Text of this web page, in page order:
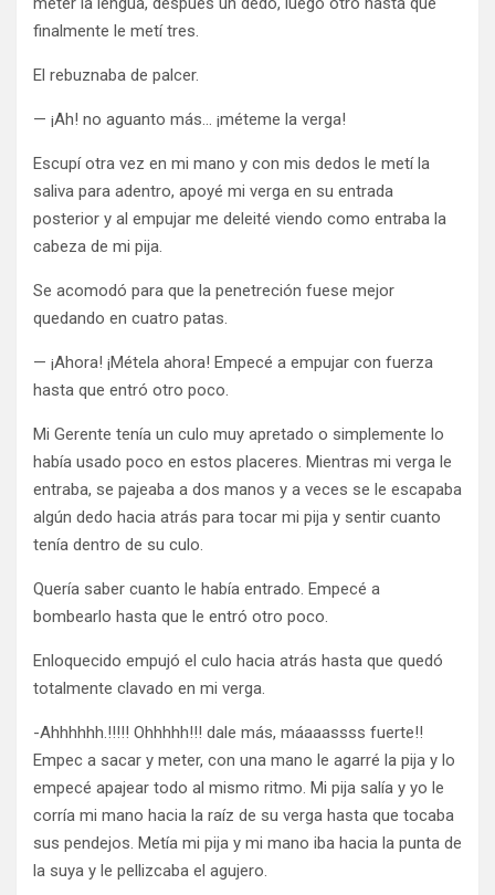
finalmente le metí tres.
El rebuznaba de palcer.
— ¡Ah! no aguanto más… ¡méteme la verga!
Escupí otra vez en mi mano y con mis dedos le metí la
saliva para adentro, apoyé mi verga en su entrada
posterior y al empujar me deleité viendo como entraba la
cabeza de mi pija.
Se acomodó para que la penetreción fuese mejor
quedando en cuatro patas.
— ¡Ahora! ¡Métela ahora! Empecé a empujar con fuerza
hasta que entró otro poco.
Mi Gerente tenía un culo muy apretado o simplemente lo
había usado poco en estos placeres. Mientras mi verga le
entraba, se pajeaba a dos manos y a veces se le escapaba
algún dedo hacia atrás para tocar mi pija y sentir cuanto
tenía dentro de su culo.
Quería saber cuanto le había entrado. Empecé a
bombearlo hasta que le entró otro poco.
Enloquecido empujó el culo hacia atrás hasta que quedó
totalmente clavado en mi verga.
-Ahhhhhh.!!!!! Ohhhhh!!! dale más, máaaassss fuerte!!
Empec a sacar y meter, con una mano le agarré la pija y lo
empecé apajear todo al mismo ritmo. Mi pija salía y yo le
corría mi mano hacia la raíz de su verga hasta que tocaba
sus pendejos. Metía mi pija y mi mano iba hacia la punta de
la suya y le pellizcaba el agujero.